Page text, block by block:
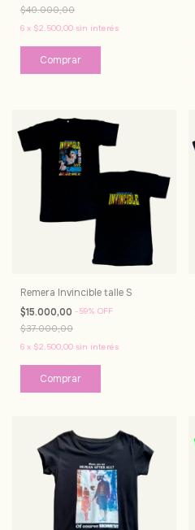
$40.000,00
6 x $2.500,00 sin interés
Remera Invincible talle S
$15.000,00 -59% OFF
$37.000,00
6 x $2.500,00 sin interés